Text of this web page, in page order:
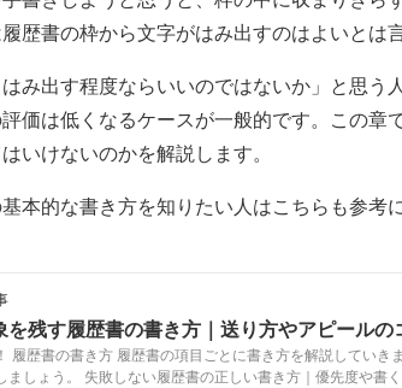
歴書の枠から文字がはみ出すのはよいとは
はみ出す程度ならいいのではないか」と思う
価は低くなるケースが一般的です。この章
いけないのかを解説します。
本的な書き方を知りたい人はこちらも参考
を残す履歴書の書き方｜送り方やアピールの
履歴書の書き方 履歴書の項目ごとに書き方を解説していき
ましょう。 失敗しない履歴書の正しい書き方｜優先度や書